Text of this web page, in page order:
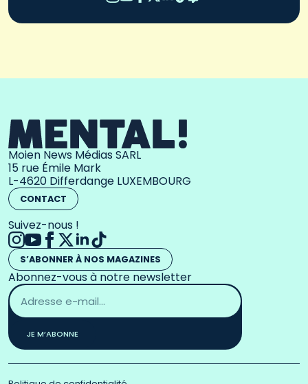
Moien News Médias SARL
15 rue Émile Mark
L-4620 Differdange LUXEMBOURG
CONTACT
Suivez-nous !
S’ABONNER À NOS MAGAZINES
Abonnez-vous à notre newsletter
Adresse
email
*
JE M’ABONNE